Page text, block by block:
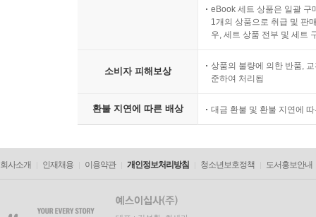
eBook 세트 상품은 일괄 구
1개의 상품으로 취급 및 판
우, 세트 상품 전부 및 세트
소비자 피해보상
상품의 불량에 의한 반품,
준하여 처리됨
환불 지연에 따른 배상 대금 환불 및 환불 지연에
회사소개 인재채용 이용약관 개인정보처리방침 청소년보호정책 도서홍보안내